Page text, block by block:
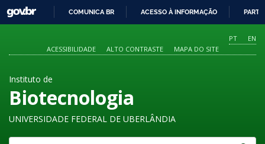
O
CONTEÚDO
GOVBR
COMUNICA BR ACESSO À INFORMAÇÃO
PT
EN
ACESSIBILIDADE
ALTO CONTRASTE MAPA DO SITE
Instituto de
Biotecnologia
UNIVERSIDADE FEDERAL DE UBERLÂNDIA